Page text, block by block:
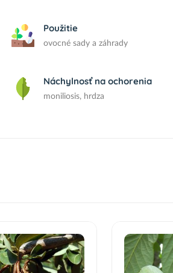
Použitie
ovocné sady a záhrady
Náchylnosť na ochorenia
moniliosis, hrdza